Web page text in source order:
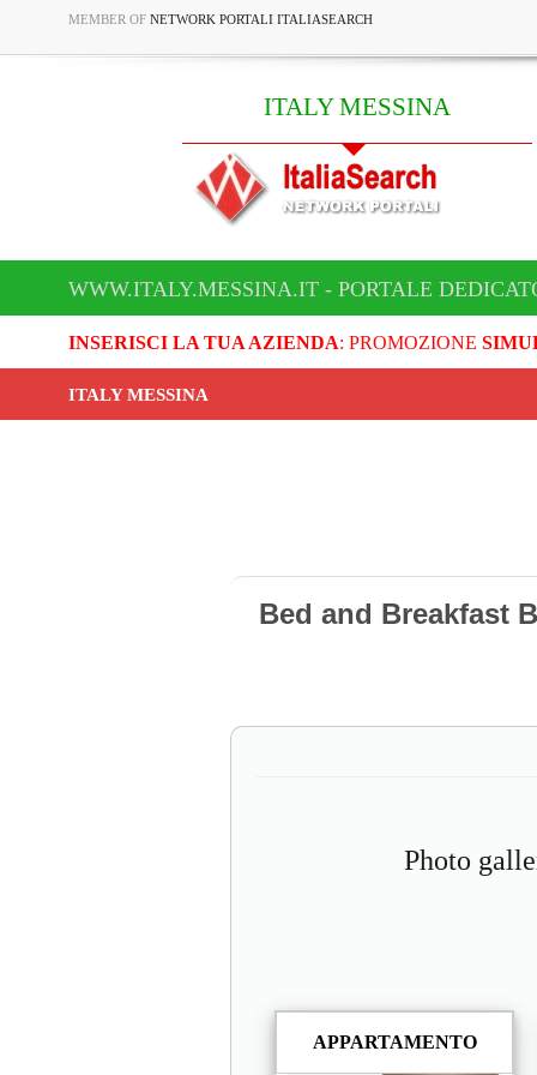
MEMBER OF NETWORK PORTALI ITALIASEARCH
ITALY MESSINA
WWW.ITALY.MESSINA.IT - PORTALE
INSERISCI LA TUA AZIENDA: PROMOZIONE
ITALY MESSINA
Bed and Breakfast
Photo
APPARTAMENTO